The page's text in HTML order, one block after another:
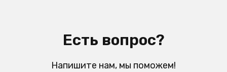
Есть вопрос?
Напишите нам, мы поможем!